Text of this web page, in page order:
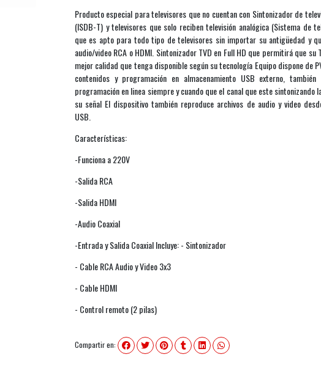
Producto especial para televisores que no cuentan con Sintonizador de
(ISDB-T) y televisores que solo reciben televisión analógica (Sistema de
que es apto para todo tipo de televisores sin importar su antigüedad y
audio/video RCA o HDMI. Sintonizador TVD en Full HD que permitirá que su
mejor calidad que tenga disponible según su tecnología Equipo dispone de
contenidos y programación en almacenamiento USB externo,
programación en linea siempre y cuando que el canal que este
su señal El dispositivo también reproduce archivos de audio y video
USB.
Características:
-Funciona a 220V
-Salida RCA
-Salida HDMI
-Audio Coaxial
-Entrada y Salida Coaxial Incluye: - Sintonizador
- Cable RCA Audio y Video 3x3
- Cable HDMI
- Control remoto (2 pilas)
Compartir en: